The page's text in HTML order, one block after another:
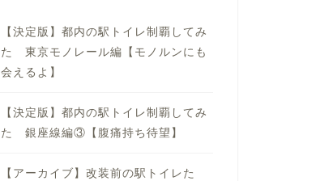
【決定版】都内の駅トイレ制覇してみ
た 東京モノレール編【モノルンにも
会えるよ】
【決定版】都内の駅トイレ制覇してみ
た 銀座線編③【腹痛持ち待望】
【アーカイブ】改装前の駅トイレた